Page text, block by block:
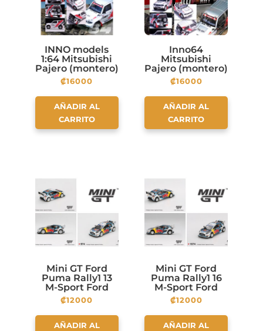
INNO models
1:64 Mitsubishi
Pajero (montero)
Evolution
₡16000
AÑADIR AL
CARRITO
Inno64
Mitsubishi
Pajero (montero)
Evolution
RALLIART Silver
₡16000
AÑADIR AL
CARRITO
Mini GT Ford
Puma Rally1 13
M-Sport Ford
WRT 2024 Rally
Monte Carlo
₡12000
AÑADIR AL
Mini GT Ford
Puma Rally1 16
M-Sport Ford
WRT 2024 Rally
Finland 3rd
Place – White –
Mijo Exclusives
₡12000
AÑADIR AL